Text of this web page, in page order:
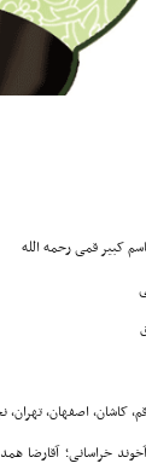
کبیر قمی رحمه الله
کاشان، اصفهان،
خراسانی؛ آقارضا